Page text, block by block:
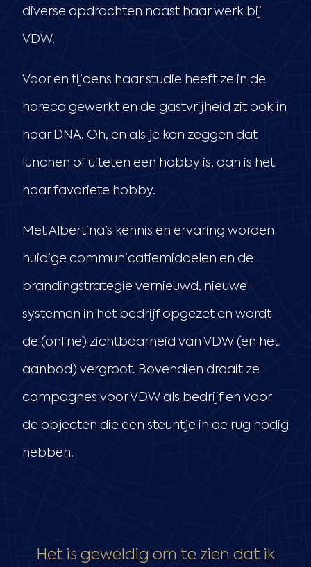
diverse opdrachten naast haar werk bij
VDW.
Voor en tijdens haar studie heeft ze in de
horeca gewerkt en de gastvrijheid zit ook in
haar DNA. Oh, en als je kan zeggen dat
lunchen of uiteten een hobby is, dan is het
haar favoriete hobby.
Met Albertina’s kennis en ervaring worden
huidige communicatiemiddelen en de
brandingstrategie vernieuwd, nieuwe
systemen in het bedrijf opgezet en wordt
de (online) zichtbaarheid van VDW (en het
aanbod) vergroot. Bovendien draait ze
campagnes voor VDW als bedrijf en voor
de objecten die een steuntje in de rug nodig
hebben.
Het is geweldig om te zien dat ik